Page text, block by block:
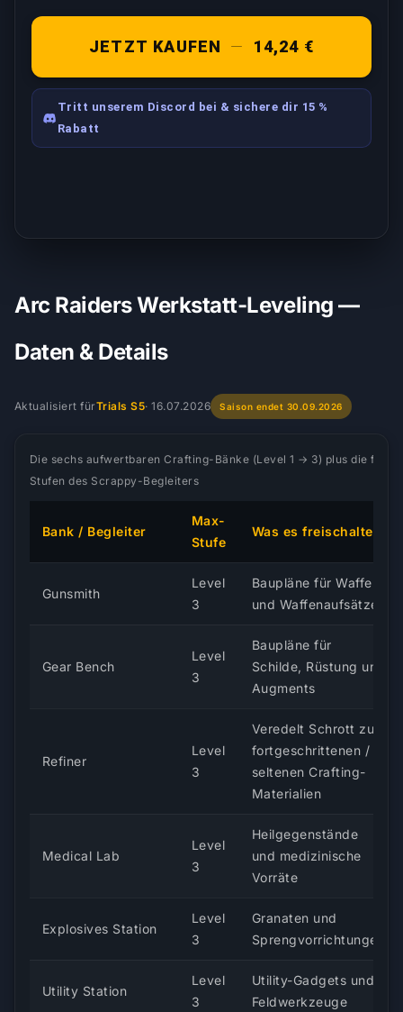
JETZT KAUFEN — 14,24 €
Tritt unserem Discord bei & sichere dir 15 %
Rabatt
Arc Raiders Werkstatt-Leveling —
Daten & Details
Aktualisiert fürTrials S5·16.07.2026 Saison endet 30.09.2026
Die sechs aufwertbaren Crafting-Bänke (Level 1 → 3) plus die fünf
Stufen des Scrappy-Begleiters
Bank / Begleiter
Max-
Stufe
Was es freischaltet
Gunsmith
Level
3
Baupläne für Waffen
und Waffenaufsätze
Gear Bench
Level
3
Baupläne für
Schilde, Rüstung und
Augments
Refiner
Level
3
Veredelt Schrott zu
fortgeschrittenen /
seltenen Crafting-
Materialien
Medical Lab
Level
3
Heilgegenstände
und medizinische
Vorräte
Explosives Station
Level
3
Granaten und
Sprengvorrichtungen
Utility Station
Level
3
Utility-Gadgets und
Feldwerkzeuge